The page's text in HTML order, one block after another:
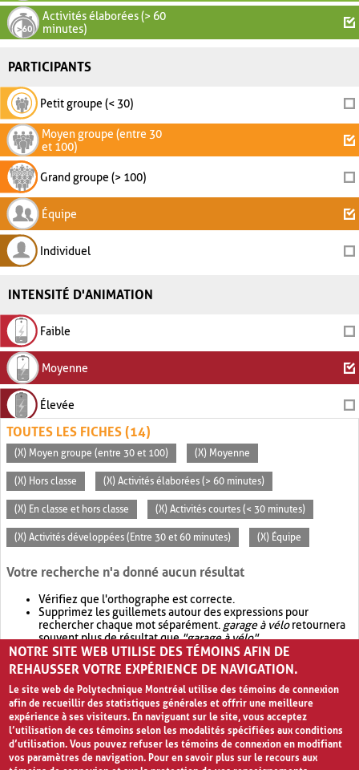
Activités élaborées (> 60
minutes)
PARTICIPANTS
Petit groupe (< 30)
Moyen groupe (entre 30
et 100)
Grand groupe (> 100)
Équipe
Individuel
INTENSITÉ D'ANIMATION
Faible
Moyenne
Élevée
TOUTES LES FICHES (14)
(X) Moyen groupe (entre 30 et 100) (X) Moyenne
(X) Hors classe (X) Activités élaborées (> 60 minutes)
(X) En classe et hors classe (X) Activités courtes (< 30 minutes)
(X) Activités développées (Entre 30 et 60 minutes) (X) Équipe
Votre recherche n'a donné aucun résultat
Vérifiez que l'orthographe est correcte.
Supprimez les guillemets autour des expressions pour
rechercher chaque mot séparément. garage à véloretournera
souvent plus de résultat que"garage à vélo".
Envisagez d'élargir votre recherche avec OR.garage OR vélo
retournera souvent plus de résultat quegarage à vélo
NOTRE SITE WEB UTILISE DES TÉMOINS AFIN DE
REHAUSSER VOTRE EXPÉRIENCE DE NAVIGATION.
Le site web de Polytechnique Montréal utilise des témoins de connexion
afin de recueillir des statistiques générales et offrir une meilleure
expérience à ses visiteurs. En naviguant sur le site, vous acceptez
l’utilisation de ces témoins selon les modalités spécifiées aux conditions
d’utilisation. Vous pouvez refuser les témoins de connexion en modifiant
vos paramètres de navigation. Pour en savoir plus sur le recours aux